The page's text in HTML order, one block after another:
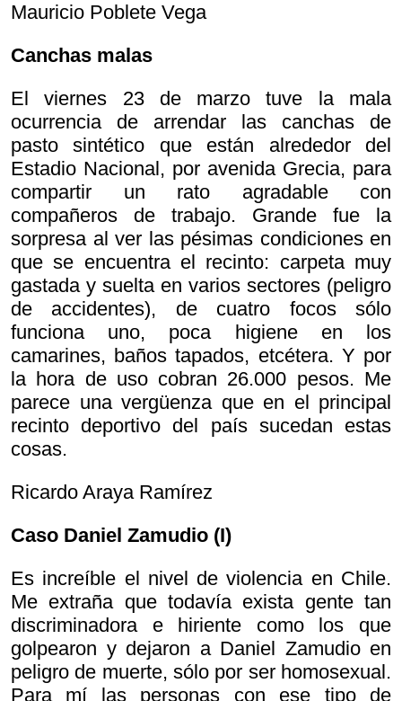
Mauricio Poblete Vega
Canchas malas
El viernes 23 de marzo tuve la mala
ocurrencia de arrendar las canchas de
pasto sintético que están alrededor del
Estadio Nacional, por avenida Grecia, para
compartir un rato agradable con
compañeros de trabajo. Grande fue la
sorpresa al ver las pésimas condiciones en
que se encuentra el recinto: carpeta muy
gastada y suelta en varios sectores (peligro
de accidentes), de cuatro focos sólo
funciona uno, poca higiene en los
camarines, baños tapados, etcétera. Y por
la hora de uso cobran 26.000 pesos. Me
parece una vergüenza que en el principal
recinto deportivo del país sucedan estas
cosas.
Ricardo Araya Ramírez
Caso Daniel Zamudio (I)
Es increíble el nivel de violencia en Chile.
Me extraña que todavía exista gente tan
discriminadora e hiriente como los que
golpearon y dejaron a Daniel Zamudio en
peligro de muerte, sólo por ser homosexual.
Para mí las personas con ese tipo de